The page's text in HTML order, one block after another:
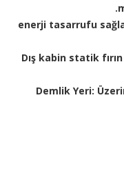
enerji tasarrufu
Dış kabin statik
Demlik Yeri: